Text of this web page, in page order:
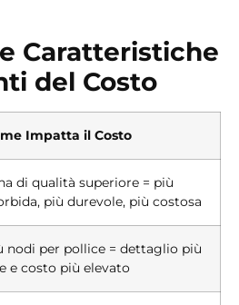
Caratteristiche
del Costo
Impatta il Costo
di qualità superiore = più
più durevole, più costosa
nodi per pollice = dettaglio più
e costo più elevato